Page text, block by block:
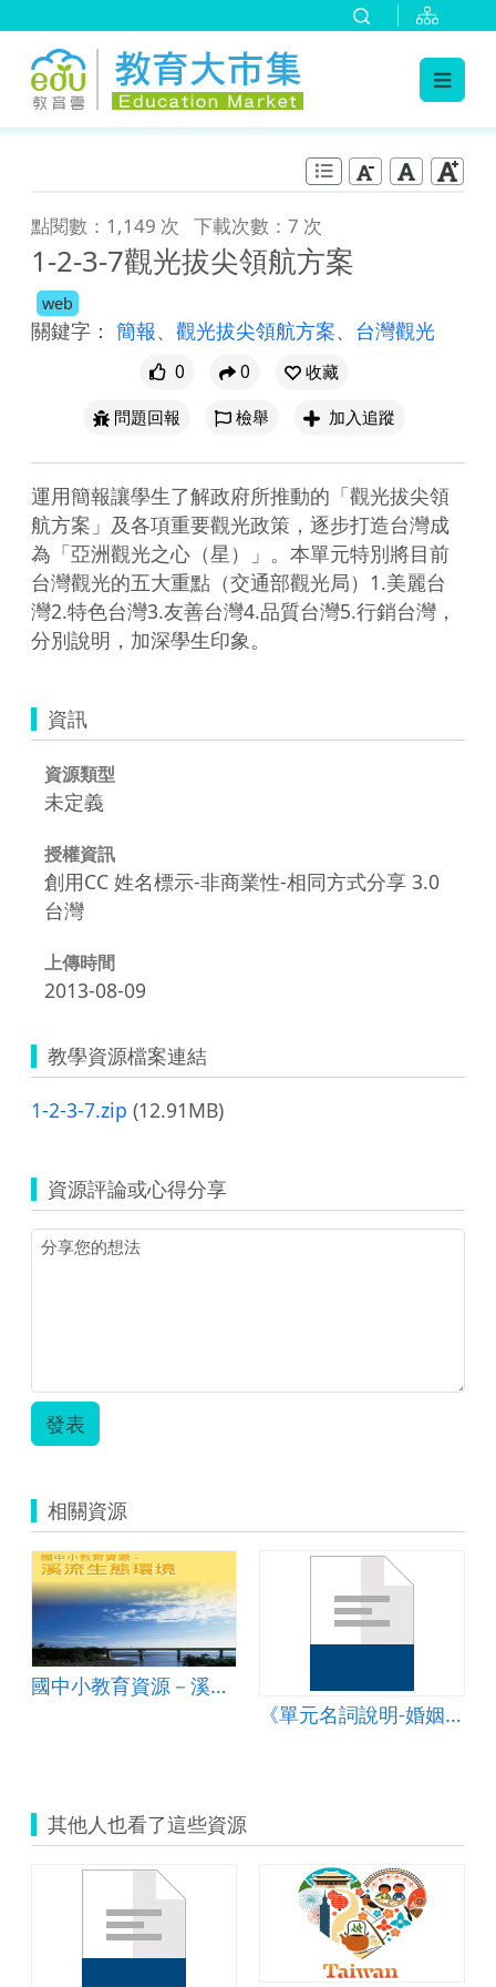
點閱數：1,149 次 下載次數：7 次
1-2-3-7觀光拔尖領航方案
web
關鍵字： 簡報、 觀光拔尖領航方案、 台灣觀光
0 0
收藏
問題回報
檢舉 加入追蹤
運用簡報讓學生了解政府所推動的「觀光拔尖領
航方案」及各項重要觀光政策，逐步打造台灣成
為「亞洲觀光之心（星）」。本單元特別將目前
台灣觀光的五大重點（交通部觀光局）1.美麗台
灣2.特色台灣3.友善台灣4.品質台灣5.行銷台灣，
資訊
資源類型
未定義
授權資訊
創用CC 姓名標示-非商業性-相同方式分享 3.0
台灣
上傳時間
2013-08-09
教學資源檔案連結
1-2-3-7.zip (12.91MB)
資源評論或心得分享
發表
相關資源
國中小教育資源－溪流生態環境
《單元名詞說明-婚姻斜坡、婚姻排擠》簡報
其他人也看了這些資源